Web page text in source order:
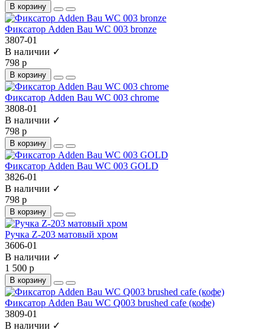
В корзину
Фиксатор Adden Bau WC 003 bronze
3807-01
В наличии ✓
798 р
В корзину
Фиксатор Adden Bau WC 003 chrome
3808-01
В наличии ✓
798 р
В корзину
Фиксатор Adden Bau WC 003 GOLD
3826-01
В наличии ✓
798 р
В корзину
Ручка Z-203 матовый хром
3606-01
В наличии ✓
1 500 р
В корзину
Фиксатор Adden Bau WC Q003 brushed cafe (кофе)
3809-01
В наличии ✓